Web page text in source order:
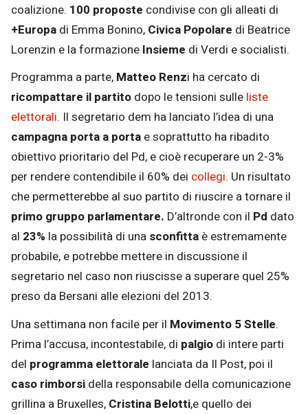
coalizione. 100 proposte condivise con gli alleati di
+Europa di Emma Bonino, Civica Popolare di Beatrice
Lorenzin e la formazione Insieme di Verdi e socialisti.
Programma a parte, Matteo Renzi ha cercato di
ricompattare il partito dopo le tensioni sulle liste
elettorali. Il segretario dem ha lanciato l’idea di una
campagna porta a porta e soprattutto ha ribadito
obiettivo prioritario del Pd, e cioè recuperare un 2-3%
per rendere contendibile il 60% dei collegi. Un risultato
che permetterebbe al suo partito di riuscire a tornare il
primo gruppo parlamentare. D’altronde con il Pd dato
al 23% la possibilità di una sconfitta è estremamente
probabile, e potrebbe mettere in discussione il
segretario nel caso non riuscisse a superare quel 25%
preso da Bersani alle elezioni del 2013.
Una settimana non facile per il Movimento 5 Stelle.
Prima l’accusa, incontestabile, di palgio di intere parti
del programma elettorale lanciata da Il Post, poi il
caso rimborsi della responsabile della comunicazione
grillina a Bruxelles, Cristina Belotti,e quello dei